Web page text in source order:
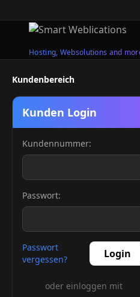
Hosting, Websolutions and
Kundenbereich
Kunden Login
Kundennummer:
Passwort:
Passwort
vergessen?
Login
oder einloggen mit